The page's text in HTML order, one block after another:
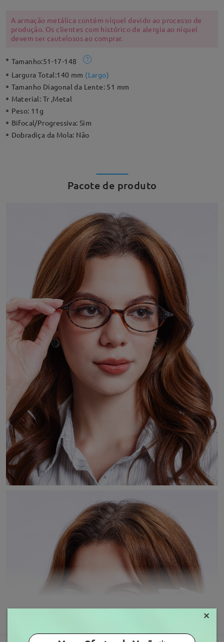
A armação metálica contém níquel devido ao processo de
produção. Os clientes com histórico de alergia ao níquel
devem ser cautelosos ao comprar.
Tamanho:51-17-148
Largura Total:140 mm (Largo)
Tamanho Diagonal da Lente: 51 mm
Material: Tr ,Metal
Peso: 11g
Bifocal/Progressiva:Sim
Dobradiça da Mola: Não
Pacote de produto
×